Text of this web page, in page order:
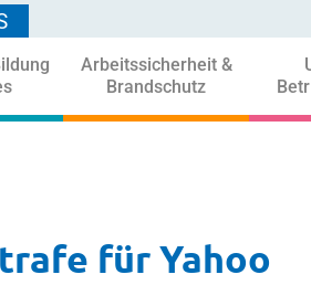
Arbeitssicherheit &
Brandschutz
für Yahoo